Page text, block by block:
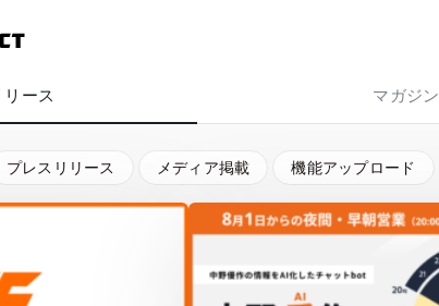
ース マガジン
プレスリリース メディア掲載 機能アップロード